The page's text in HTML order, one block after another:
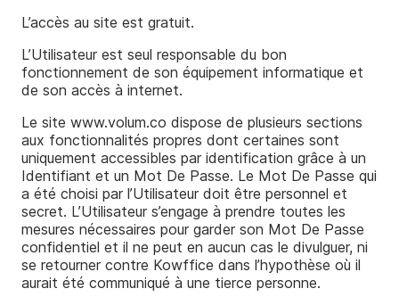
L’accès au site est gratuit.
L’Utilisateur est seul responsable du bon
fonctionnement de son équipement informatique et
de son accès à internet.
Le site www.volum.co dispose de plusieurs sections
aux fonctionnalités propres dont certaines sont
uniquement accessibles par identification grâce à un
Identifiant et un Mot De Passe. Le Mot De Passe qui
a été choisi par l’Utilisateur doit être personnel et
secret. L’Utilisateur s’engage à prendre toutes les
mesures nécessaires pour garder son Mot De Passe
confidentiel et il ne peut en aucun cas le divulguer, ni
se retourner contre Kowffice dans l’hypothèse où il
aurait été communiqué à une tierce personne.